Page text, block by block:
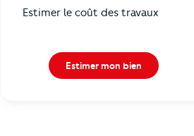
Estimer le coût des travaux
Estimer mon bien